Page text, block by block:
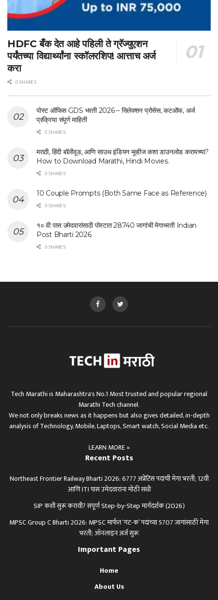
HDFC बँक देत आहे पहिली ते ग्रॅज्युएशन
पर्यंतच्या विद्यार्थ्यांना स्कॉलरशिप! आत्ताच अर्ज
करा
0 SHARES
पोस्ट ऑफिस GDS भरती 2026 – सिलेक्शन प्रोसेस, कटऑफ, अर्ज
प्रक्रिया संपूर्ण माहिती
0 SHARES
मराठी, हिंदी बॉलीवूड, आणि साउथ इंडियन मूव्हीज कशा डाउनलोड करायच्या?
How to Download Marathi, Hindi Movies.
0 SHARES
10 Couple Prompts (Both Same Face as Reference)
0 SHARES
१० वी पास उमेदवारांसाठी पोस्टात 28740 जागांची मेगाभरती Indian
Post Bharti 2026
0 SHARES
Tech Marathi is Maharashtra's No.1 Most trusted and popular regional
Marathi Tech channel.
We not only breaks news as it happens but also gives detailed, in-depth
analysis of Technology, Mobile, Laptops, Smart watch, Social Media etc.
LEARN MORE »
Recent Posts
Northeast Frontier Railway Bharti 2026: 6777 अप्रेंटिस पदांची मेगा भरती; 12वी
आणि ITI पास उमेदवारांना मोठी संधी
SIP कशी सुरू करावी? संपूर्ण Step-by-Step मार्गदर्शक (2026)
MPSC Group C Bharti 2026: MPSC मार्फत ‘गट-क’ पदांच्या 5707 जागांसाठी मेगा
भरती; ऑनलाइन अर्ज सुरू
Important Pages
Home
About Us